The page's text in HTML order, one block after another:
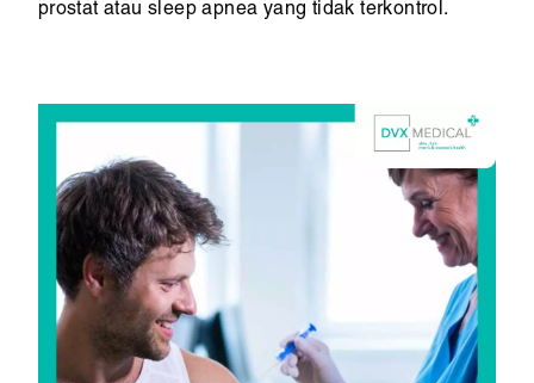
prostat atau sleep apnea yang tidak terkontrol.